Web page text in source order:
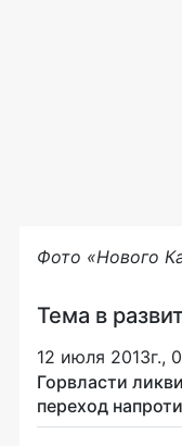
Фото «Нового
Тема в
12 июля 2013г.,
Горвласти
переход